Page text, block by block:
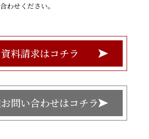
わせください。
資料請求はコチラ
問い合わせはコチラ